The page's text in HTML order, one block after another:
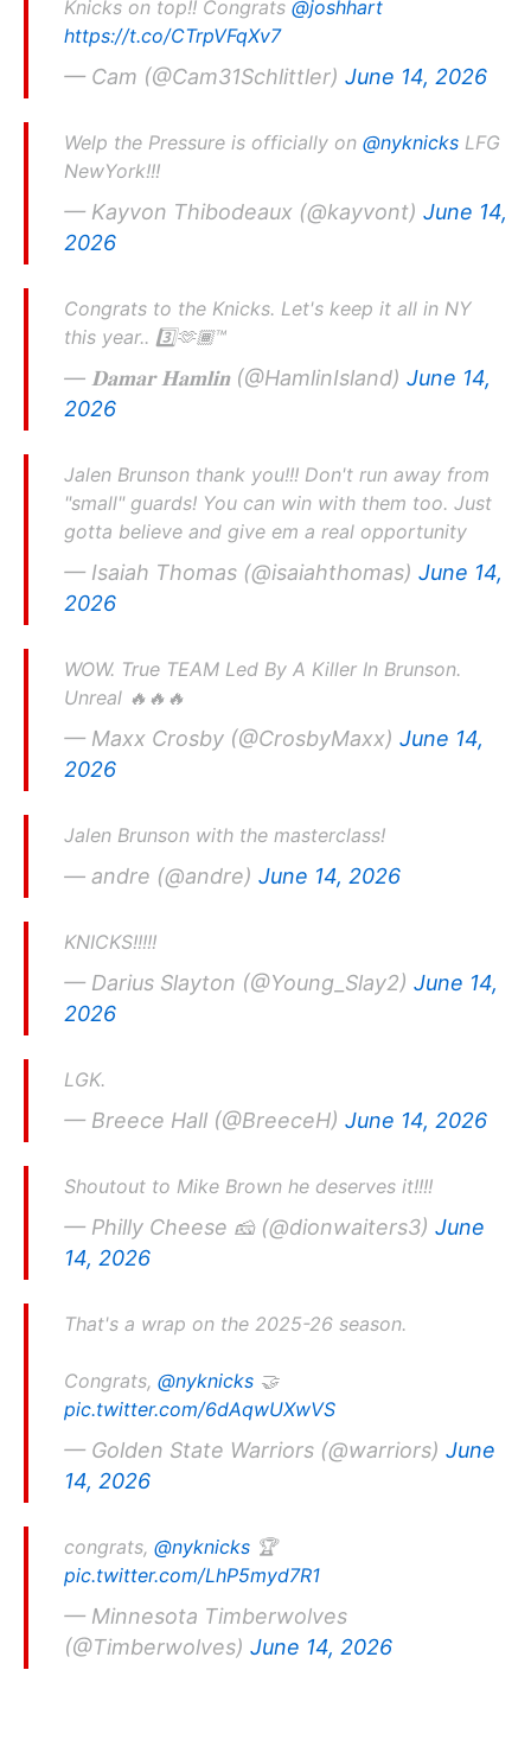
Knicks on top!! Congrats @joshhart
https://t.co/CTrpVFqXv7
— Cam (@Cam31Schlittler) June 14, 2026
Welp the Pressure is officially on @nyknicks LFG
NewYork!!!
— Kayvon Thibodeaux (@kayvont) June 14,
2026
Congrats to the Knicks. Let's keep it all in NY
this year.. 3️⃣🫶🏾™️
— 𝐃𝐚𝐦𝐚𝐫 𝐇𝐚𝐦𝐥𝐢𝐧 (@HamlinIsland) June 14,
2026
Jalen Brunson thank you!!! Don't run away from
"small" guards! You can win with them too. Just
gotta believe and give em a real opportunity
— Isaiah Thomas (@isaiahthomas) June 14,
2026
WOW. True TEAM Led By A Killer In Brunson.
Unreal 🔥🔥🔥
— Maxx Crosby (@CrosbyMaxx) June 14,
2026
Jalen Brunson with the masterclass!
— andre (@andre) June 14, 2026
KNICKS!!!!!
— Darius Slayton (@Young_Slay2) June 14,
2026
LGK.
— Breece Hall (@BreeceH) June 14, 2026
Shoutout to Mike Brown he deserves it!!!!
— Philly Cheese 🧀 (@dionwaiters3) June
14, 2026
That's a wrap on the 2025-26 season.
Congrats, @nyknicks 🤝
pic.twitter.com/6dAqwUXwVS
— Golden State Warriors (@warriors) June
14, 2026
congrats, @nyknicks 🏆
pic.twitter.com/LhP5myd7R1
— Minnesota Timberwolves
(@Timberwolves) June 14, 2026